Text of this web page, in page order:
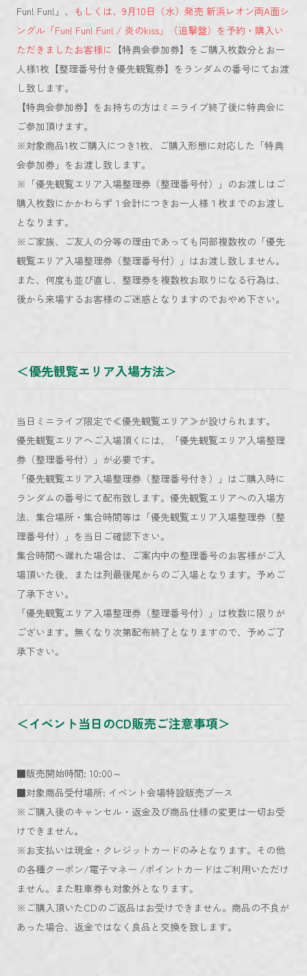
Fun! Fun!」、 もしくは、9月10日（水）発売 新浜レオン両A面シ
ングル「Fun! Fun! Fun! / 炎のkiss」（追撃盤）を予約・購入い
ただきましたお客様に 【特典会参加券】をご購入枚数分とお一
人様1枚【整理番号付き優先観覧券】をランダムの番号にてお渡
し致します。
【特典会参加券】をお持ちの方はミニライブ終了後に特典会に
ご参加頂けます。
※対象商品1枚ご購入につき1枚、ご購入形態に対応した「特典
会参加券」をお渡し致します。
※「優先観覧エリア入場整理券（整理番号付）」のお渡しはご
購入枚数にかかわらず１会計につきお一人様１枚までのお渡し
となります。
※ご家族、ご友人の分等の理由であっても同部複数枚の「優先
観覧エリア入場整理券（整理番号付）」はお渡し致しません。
また、何度も並び直し、整理券を複数枚お取りになる行為は、
後から来場するお客様のご迷惑となりますのでおやめ下さい。
＜優先観覧エリア入場方法＞
当日ミニライブ限定で≪優先観覧エリア≫が設けられます。
優先観覧エリアへご入場頂くには、「優先観覧エリア入場整理
券（整理番号付）」が必要です。
「優先観覧エリア入場整理券（整理番号付き）」はご購入時に
ランダムの番号にて配布致します。優先観覧エリアへの入場方
法、集合場所・集合時間等は「優先観覧エリア入場整理券（整
理番号付）」を当日ご確認下さい。
集合時間へ遅れた場合は、ご案内中の整理番号のお客様がご入
場頂いた後、または列最後尾からのご入場となります。予めご
了承下さい。
「優先観覧エリア入場整理券（整理番号付）」は枚数に限りが
ございます。無くなり次第配布終了となりますので、予めご了
承下さい。
＜イベント当日のCD販売ご注意事項＞
■販売開始時間: 10:00～
■対象商品受付場所: イベント会場特設販売ブース
※ご購入後のキャンセル・返金及び商品仕様の変更は一切お受
けできません。
※お支払いは現金・クレジットカードのみとなります。その他
の各種クーポン/電子マネー /ポイントカードはご利用いただけ
ません。また駐車券も対象外となります。
※ご購入頂いたCDのご返品はお受けできません。商品の不良が
あった場合、返金ではなく良品と交換を致します。